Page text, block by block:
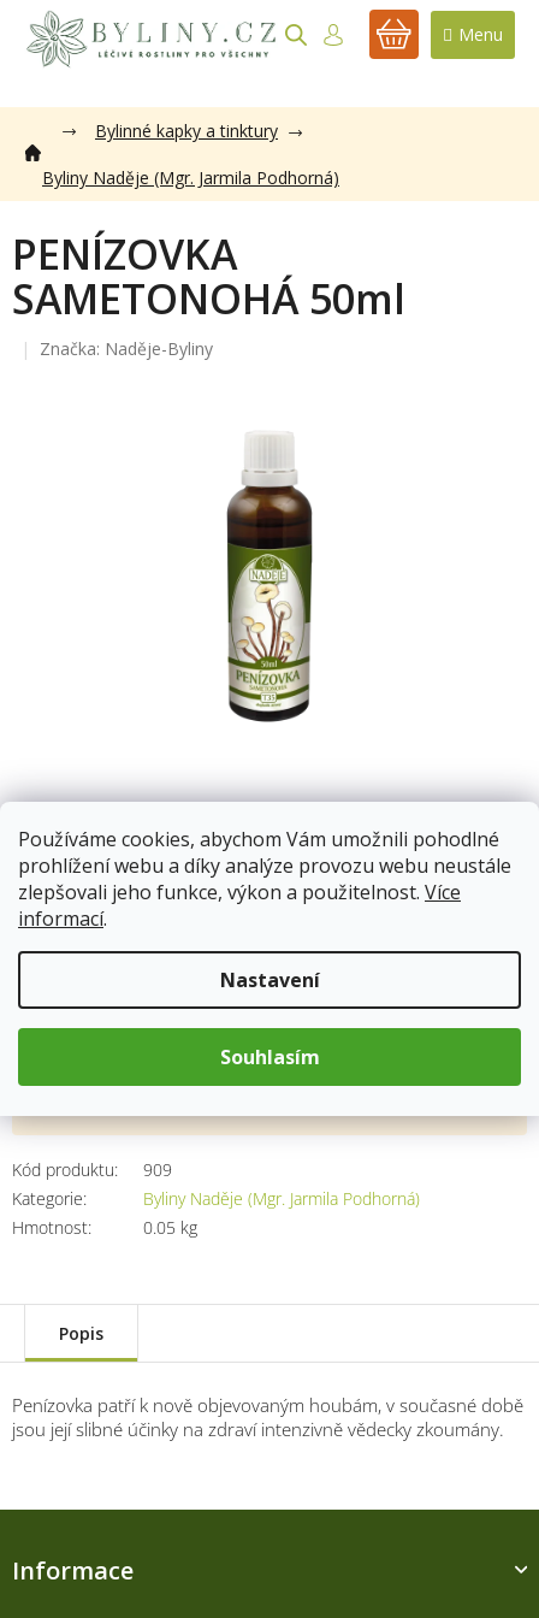
Používáme cookies, abychom Vám umožnili pohodlné
prohlížení webu a díky analýze provozu webu neustále
zlepšovali jeho funkce, výkon a použitelnost. Více
informací.
Nastavení
Souhlasím
obsah
NÁKUPNÍ
Bylinné kapky a tinktury
Byliny Naděje (Mgr. Jarmila Podhorná)
PENÍZOVKA
SAMETONOHÁ 50ml
Značka: Naděje-Byliny
Skladem 13.8.2026
Penízovka patří k nově objevovaným houbám, v současné
době jsou její slibné účinky na zdraví intenzivně vědecky
zkoumány.
Kód produktu:
909
Kategorie:
Byliny Naděje (Mgr. Jarmila Podhorná)
Hmotnost: 0.05 kg
123 Kč
Měrná
cena:
Přidat do košíku
Popis
Penízovka patří k nově objevovaným houbám, v současné době
jsou její slibné účinky na zdraví intenzivně vědecky zkoumány.
Informace